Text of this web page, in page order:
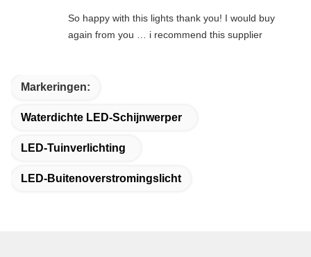
So happy with this lights thank you! I would buy
again from you … i recommend this supplier
Markeringen:
Waterdichte LED-Schijnwerper
LED-Tuinverlichting
LED-Buitenoverstromingslicht